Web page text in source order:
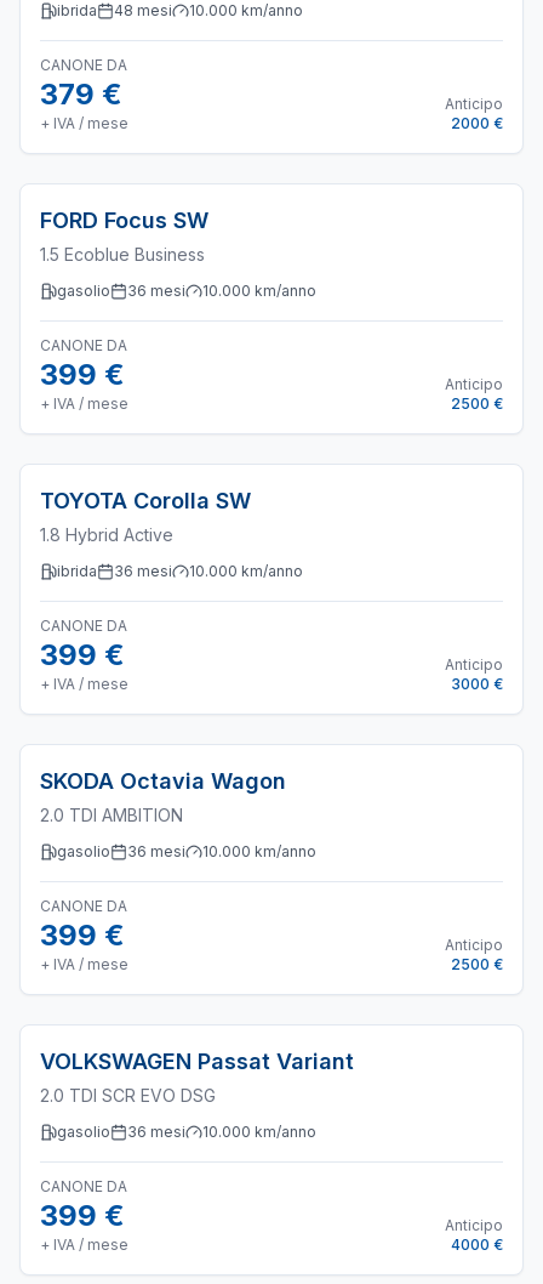
ibrida 48 mesi 10.000 km/anno
CANONE DA
379 €
+ IVA / mese
Anticipo
2000 €
FORD Focus SW
1.5 Ecoblue Business
gasolio 36 mesi 10.000 km/anno
CANONE DA
399 €
+ IVA / mese
Anticipo
2500 €
TOYOTA Corolla SW
1.8 Hybrid Active
ibrida 36 mesi 10.000 km/anno
CANONE DA
399 €
+ IVA / mese
Anticipo
3000 €
SKODA Octavia Wagon
2.0 TDI AMBITION
gasolio 36 mesi 10.000 km/anno
CANONE DA
399 €
+ IVA / mese
Anticipo
2500 €
VOLKSWAGEN Passat Variant
2.0 TDI SCR EVO DSG
gasolio 36 mesi 10.000 km/anno
CANONE DA
399 €
+ IVA / mese
Anticipo
4000 €